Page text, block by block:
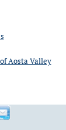
Aosta Valley